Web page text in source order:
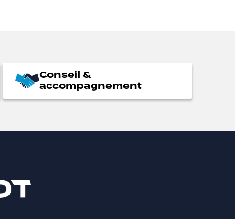
Conseil &
accompagnement